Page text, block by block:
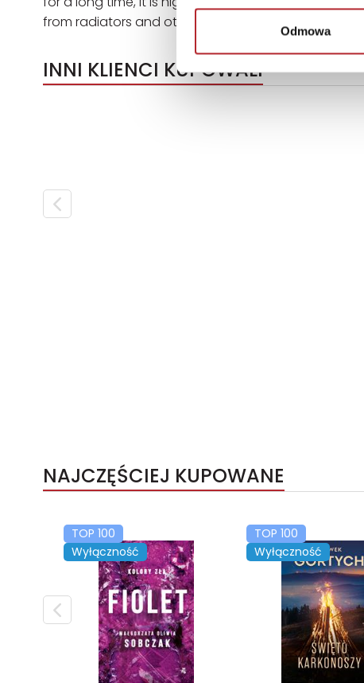
Odmowa
from radiators and other heat sources."
INNI KLIENCI KUPOWALI
NAJCZĘŚCIEJ KUPOWANE
TOP 100
Wyłączność
TOP 100
Wyłączność